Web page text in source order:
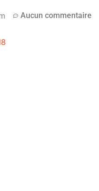
Aucun commentaire